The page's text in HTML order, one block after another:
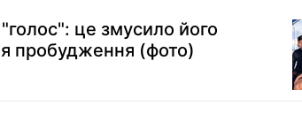
це змусило його
пробудження (фото)